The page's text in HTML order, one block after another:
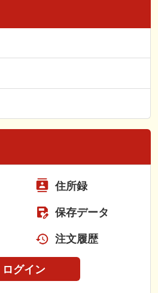
住所録
保存データ
注文履歴
ログイン